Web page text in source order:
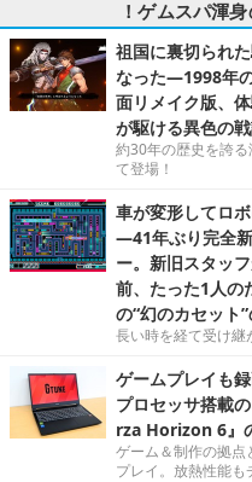
！ゲムスパ渾
祖国に裏切られ
なった―1998年
面リメイク版、
が駆ける異色の
約30年の歴史を誇
て登場！
車が変形してロ
―41年ぶり完全
ー。新旧スタッ
前、たった1人の
の“幻のカセット
長い時を経て受け継
ゲームプレイも
プロセッサ搭載
rza Horizon 6』
ゲーム＆制作の拠点
プレイ。放熱性能も